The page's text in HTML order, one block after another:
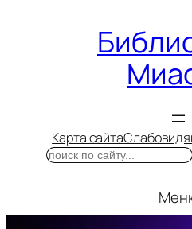
Карта сайта
Поиск